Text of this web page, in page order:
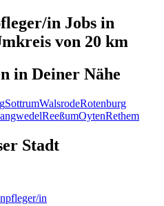
in Jobs in
von 20 km
in Deiner Nähe
SottrumWalsrodeRotenburg
ReeßumOytenRethem
Stadt
in